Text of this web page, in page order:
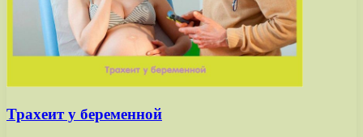
Трахеит у беременной